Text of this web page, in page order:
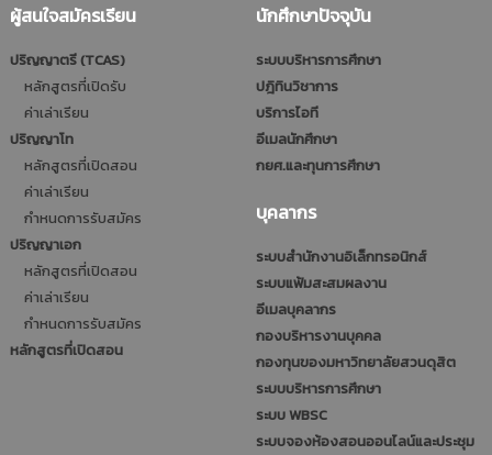
ผู้สนใจสมัครเรียน
ปริญญาตรี (TCAS)
หลักสูตรที่เปิดรับ
ค่าเล่าเรียน
ปริญญาโท
หลักสูตรที่เปิดสอน
ค่าเล่าเรียน
กำหนดการรับสมัคร
ปริญญาเอก
หลักสูตรที่เปิดสอน
ค่าเล่าเรียน
กำหนดการรับสมัคร
หลักสูตรที่เปิดสอน
นักศึกษาปัจจุบัน
ระบบบริหารการศึกษา
ปฎิทินวิชาการ
บริการไอที
อีเมลนักศึกษา
กยศ.และทุนการศึกษา
บุคลากร
ระบบสำนักงานอิเล็กทรอนิกส์
ระบบแฟ้มสะสมผลงาน
อีเมลบุคลากร
กองบริหารงานบุคคล
กองทุนของมหาวิทยาลัยสวนดุสิต
ระบบบริหารการศึกษา
ระบบ WBSC
ระบบจองห้องสอนออนไลน์และประชุม